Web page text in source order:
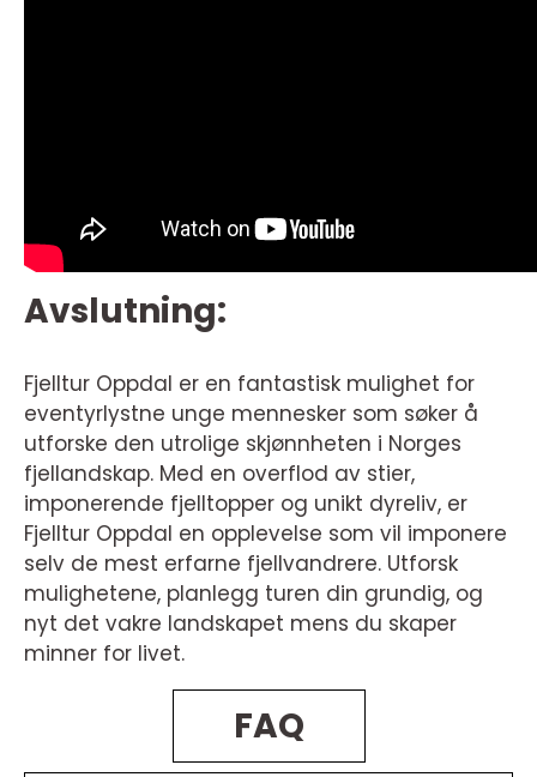
Avslutning:
Fjelltur Oppdal er en fantastisk mulighet for
eventyrlystne unge mennesker som søker å
utforske den utrolige skjønnheten i Norges
fjellandskap. Med en overflod av stier,
imponerende fjelltopper og unikt dyreliv, er
Fjelltur Oppdal en opplevelse som vil imponere
selv de mest erfarne fjellvandrere. Utforsk
mulighetene, planlegg turen din grundig, og
nyt det vakre landskapet mens du skaper
minner for livet.
FAQ